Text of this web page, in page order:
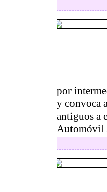
por
y convoca
antiguos a
Automóvil